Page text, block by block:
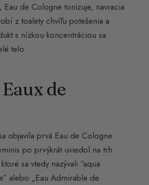
Eau de Cologne tonizuje, navracia
z toalety chvíľu potešenia a
s nízkou koncentráciou sa
telo.
de
objavila prvá Eau de Cologne.
po prvýkrát uviedol na trh
sa vtedy nazývali “aqua
alebo „Eau Admirable de